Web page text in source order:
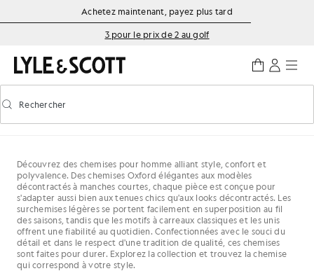
Aller directement au contenu principal
Informations sur l'accessibilité
Achetez maintenant, payez plus tard
3 pour le prix de 2 au golf
Activer/désactiver la recherche prédictive
Rechercher
Découvrez des chemises pour homme alliant style, confort et
polyvalence. Des chemises Oxford élégantes aux modèles
décontractés à manches courtes, chaque pièce est conçue pour
s'adapter aussi bien aux tenues chics qu'aux looks décontractés. Les
surchemises légères se portent facilement en superposition au fil
des saisons, tandis que les motifs à carreaux classiques et les unis
offrent une fiabilité au quotidien. Confectionnées avec le souci du
détail et dans le respect d'une tradition de qualité, ces chemises
sont faites pour durer. Explorez la collection et trouvez la chemise
qui correspond à votre style.